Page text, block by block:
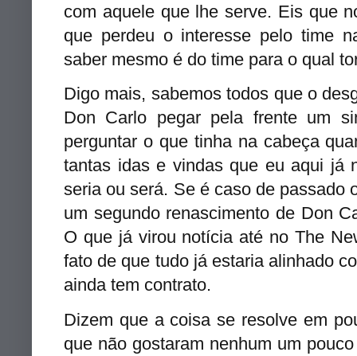
com aquele que lhe serve. Eis que
que perdeu o interesse pelo time
saber mesmo é do time para o qual
Digo mais, sabemos todos que o
Don Carlo pegar pela frente um
perguntar o que tinha na cabeça
tantas idas e vindas que eu aqui já
seria ou será. Se é caso de passado
um segundo renascimento de Don
O que já virou notícia até no The
fato de que tudo já estaria alinhado
ainda tem contrato.
Dizem que a coisa se resolve em
que não gostaram nenhum um